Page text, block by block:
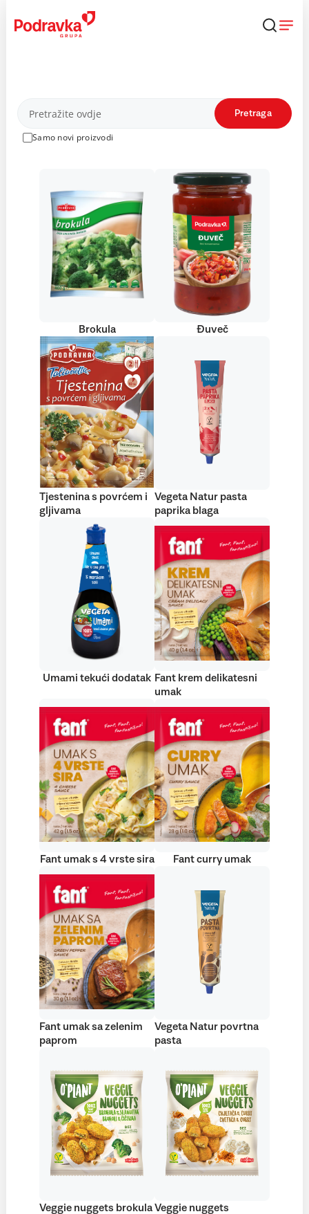
content
Proizvodi
Samo novi proizvodi
Pretraga
Brokula Đuveč
Tjestenina s povrćem i
gljivama
Vegeta Natur pasta
paprika blaga
Umami tekući dodatak Fant krem delikatesni
umak
Fant umak s 4 vrste sira Fant curry umak
Fant umak sa zelenim
paprom
Vegeta Natur povrtna
pasta
Veggie nuggets brokulaVeggie nuggets